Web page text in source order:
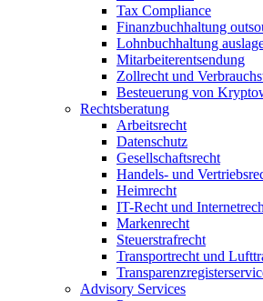
Tax Compliance
Finanzbuchhaltung
Lohnbuchhaltung
Mitarbeiterentsendung
Zollrecht und
Besteuerung von
Rechtsberatung
Arbeitsrecht
Datenschutz
Gesellschaftsrecht
Handels- und
Heimrecht
IT-Recht und
Markenrecht
Steuerstrafrecht
Transportrecht und
Advisory Services